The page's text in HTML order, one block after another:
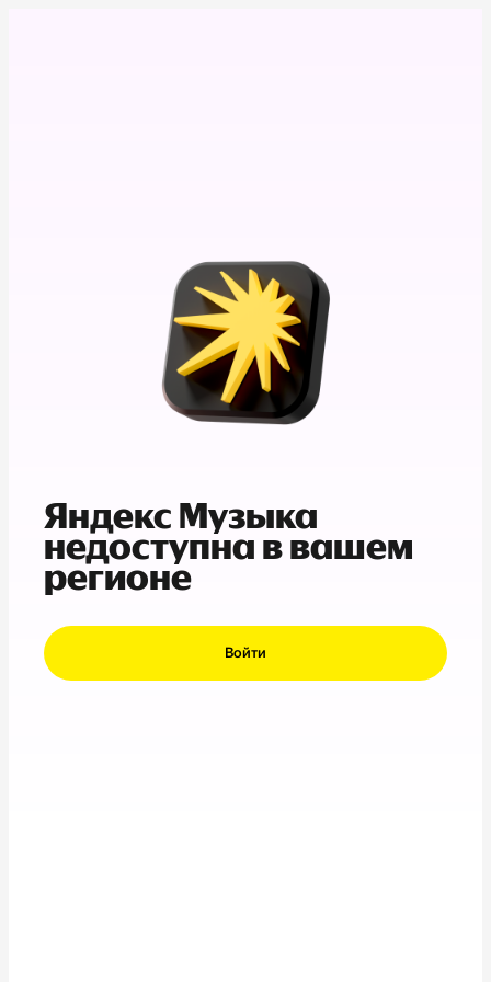
Яндекс Музыка
недоступна в вашем
регионе
Войти